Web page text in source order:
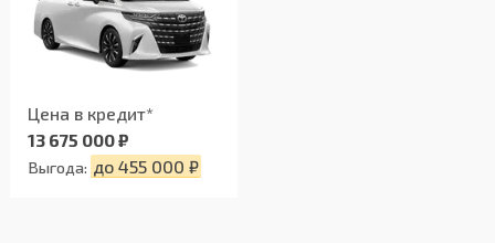
Цена в кредит*
13 675 000 ₽
Выгода: до 455 000 ₽